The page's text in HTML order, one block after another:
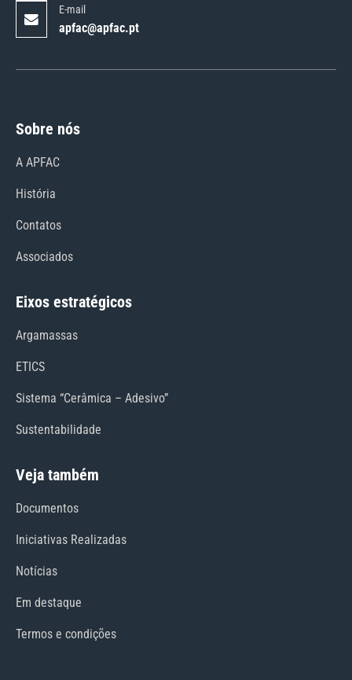
E-mail
apfac@apfac.pt
Sobre nós
A APFAC
História
Contatos
Associados
Eixos estratégicos
Argamassas
ETICS
Sistema “Cerâmica – Adesivo”
Sustentabilidade
Veja também
Documentos
Iniciativas Realizadas
Notícias
Em destaque
Termos e condições